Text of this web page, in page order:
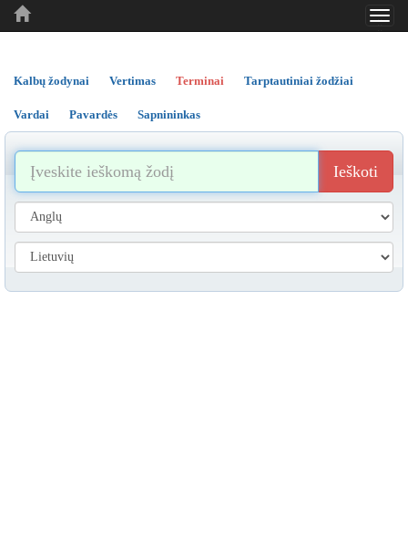
..
..
Kalbų žodynai Vertimas Terminai Tarptautiniai žodžiai
Vardai Pavardės Sapnininkas
Ieškoti